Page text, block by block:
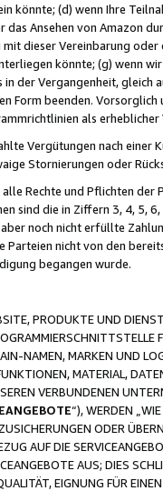
könnte; (d) wenn Ihre
das Ansehen von Amazon
mit dieser Vereinbarung
könnte; (g) wenn
der Vergangenheit,
Form beenden.
als erheblicher
Vergütungen nach einer
Stornierungen oder
Rechte und Pflichten
sind die in Ziffern 3, 4, 5,
noch nicht erfüllte
nicht von den
begangen wurde.
PRODUKTE UND
NAMEN, MARKEN UND
MATERIAL,
VERBUNDENEN
“), WERDEN
ODER
AUF DIE
AUS; DIES
EIGNUNG FÜR